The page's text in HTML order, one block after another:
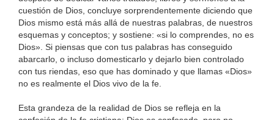
cuestión de Dios, concluye sorprendentemente diciendo que
Dios mismo está más allá de nuestras palabras, de nuestros
esquemas y conceptos; y sostiene: «si lo comprendes, no es
Dios». Si piensas que con tus palabras has conseguido
abarcarlo, o incluso domesticarlo y dejarlo bien controlado
con tus riendas, eso que has dominado y que llamas «Dios»
no es realmente el Dios vivo de la fe.
Esta grandeza de la realidad de Dios se refleja en la